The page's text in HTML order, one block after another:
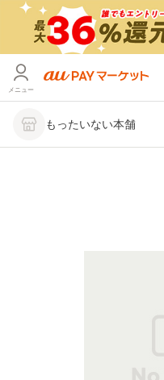
メニュー
もったいない本舗